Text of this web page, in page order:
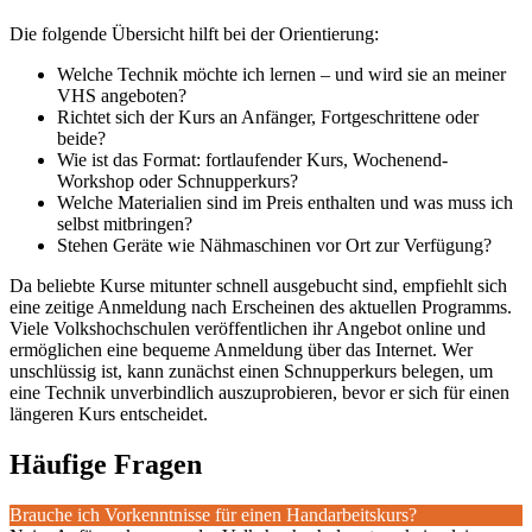
Die folgende Übersicht hilft bei der Orientierung:
Welche Technik möchte ich lernen – und wird sie an meiner
VHS angeboten?
Richtet sich der Kurs an Anfänger, Fortgeschrittene oder
beide?
Wie ist das Format: fortlaufender Kurs, Wochenend-
Workshop oder Schnupperkurs?
Welche Materialien sind im Preis enthalten und was muss ich
selbst mitbringen?
Stehen Geräte wie Nähmaschinen vor Ort zur Verfügung?
Da beliebte Kurse mitunter schnell ausgebucht sind, empfiehlt sich
eine zeitige Anmeldung nach Erscheinen des aktuellen Programms.
Viele Volkshochschulen veröffentlichen ihr Angebot online und
ermöglichen eine bequeme Anmeldung über das Internet. Wer
unschlüssig ist, kann zunächst einen Schnupperkurs belegen, um
eine Technik unverbindlich auszuprobieren, bevor er sich für einen
längeren Kurs entscheidet.
Häufige Fragen
Brauche ich Vorkenntnisse für einen Handarbeitskurs?